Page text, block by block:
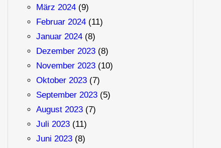
März 2024(9)
Februar 2024(11)
Januar 2024(8)
Dezember 2023(8)
November 2023(10)
Oktober 2023(7)
September 2023(5)
August 2023(7)
Juli 2023(11)
Juni 2023(8)